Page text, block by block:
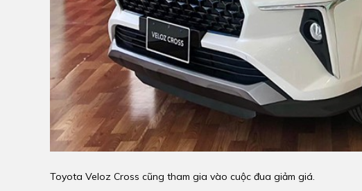
Toyota Veloz Cross cũng tham gia vào cuộc đua giảm giá.